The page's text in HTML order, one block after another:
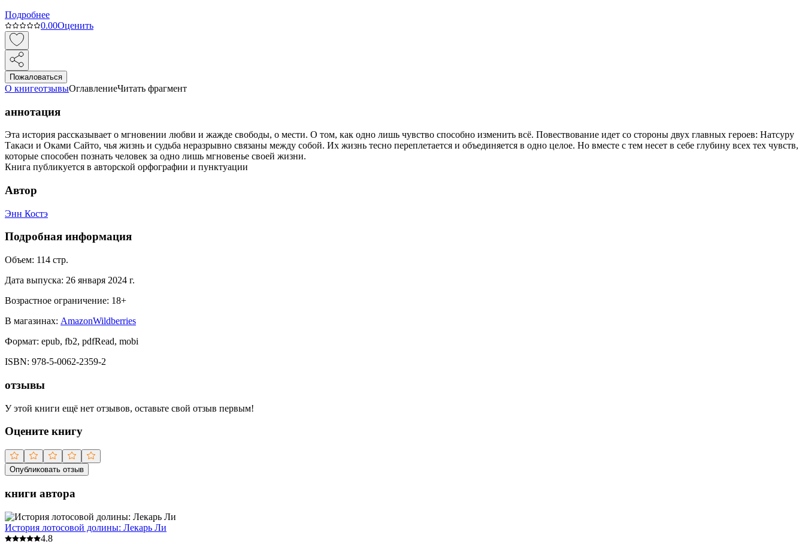
Подробнее
0.00Оценить
Пожаловаться
О книгеотзывыОглавлениеЧитать фрагмент
аннотация
Эта история рассказывает о мгновении любви и жажде свободы, о мести. О том, как одно лишь чувство способно изменить всё. Повествование идет со стороны двух главных героев: Натсуру
Такаси и Оками Сайто, чья жизнь и судьба неразрывно связаны между собой. Их жизнь тесно переплетается и объединяется в одно целое. Но вместе с тем несет в себе глубину всех тех чувств,
которые способен познать человек за одно лишь мгновенье своей жизни.
Книга публикуется в авторской орфографии и пунктуации
Автор
Энн Костэ
Подробная информация
Объем: 114 стр.
Дата выпуска: 26 января 2024 г.
Возрастное ограничение: 18+
В магазинах: AmazonWildberries
Формат: epub, fb2, pdfRead, mobi
ISBN: 978-5-0062-2359-2
отзывы
У этой книги ещё нет отзывов, оставьте свой отзыв первым!
Оцените книгу
Опубликовать отзыв
книги автора
История лотосовой долины: Лекарь Ли
4.8